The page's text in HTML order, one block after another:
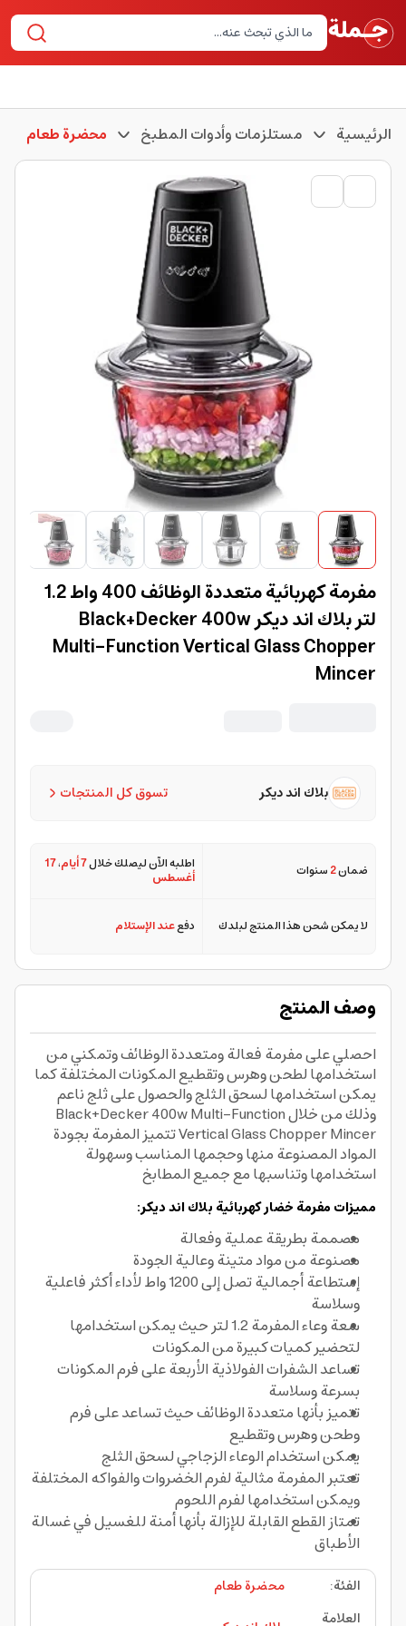
الرئيسية مستلزمات وأدوات المطبخ محضرة طعام
مفرمة كهربائية متعددة الوظائف 400 واط 1.2
لتر بلاك اند ديكر Black+Decker 400w
Multi-Function Vertical Glass Chopper
Mincer
تسوق كل المنتجات بلاك اند ديكر
ضمان2سنوات اطلبه الآن ليصلك خلال7 أيام ،17
أغسطس
لا يمكن شحن هذا المنتج لبلدك دفععند الإستلام
وصف المنتج
احصلي على مفرمة فعالة ومتعددة الوظائف وتمكني من
استخدامها لطحن وهرس وتقطيع المكونات المختلفة كما
يمكن استخدامها لسحق الثلج والحصول على ثلج ناعم
وذلك من خلال Black+Decker 400w Multi-Function
Vertical Glass Chopper Mincer تتميز المفرمة بجودة
المواد المصنوعة منها وحجمها المناسب وسهولة
استخدامها وتناسبها مع جميع المطابخ
مميزات مفرمة خضار كهربائية بلاك اند ديكر:
مصممة بطريقة عملية وفعالة
مصنوعة من مواد متينة وعالية الجودة
إستطاعة أجمالية تصل إلى 1200 واط لأداء أكثر فاعلية
وسلاسة
سعة وعاء المفرمة 1.2 لتر حيث يمكن استخدامها
لتحضير كميات كبيرة من المكونات
تساعد الشفرات الفولاذية الأربعة على فرم المكونات
بسرعة وسلاسة
تتميز بأنها متعددة الوظائف حيث تساعد على فرم
وطحن وهرس وتقطيع
يمكن استخدام الوعاء الزجاجي لسحق الثلج
تعتبر المفرمة مثالية لفرم الخضروات والفواكه المختلفة
ويمكن استخدامها لفرم اللحوم
تمتاز القطع القابلة للإزالة بأنها أمنة للغسيل في غسالة
الأطباق
الفئة:
محضرة طعام
العلامة